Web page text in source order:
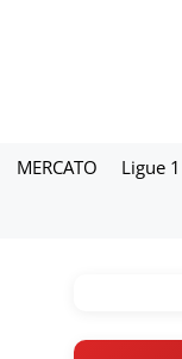
MERCATO Ligue 1